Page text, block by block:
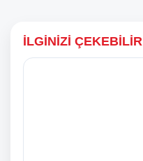
İLGINIZI ÇEKEBILIR